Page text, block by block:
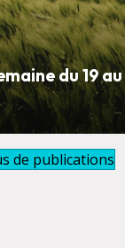
du 19
de publications